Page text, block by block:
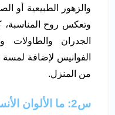
والزهور الطبيعية أو
وتعكس روح
الجدران والطاولات
الفوانيس لإضافة
من المنزل.
س2: ما الألوان